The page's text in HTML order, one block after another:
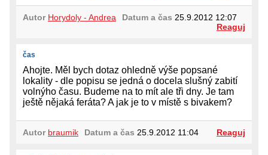
Autor Horydoly - Andrea Datum a čas 25.9.2012 12:07
Reaguj
čas
Ahojte. Měl bych dotaz ohledně výše popsané
lokality - dle popisu se jedná o docela slušný zabití
volnýho času. Budeme na to mít ale tři dny. Je tam
ještě nějaká feráta? A jak je to v místě s bivakem?
Autor braumik Datum a čas 25.9.2012 11:04 Reaguj